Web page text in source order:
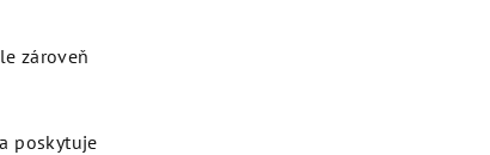
zároveň
poskytuje